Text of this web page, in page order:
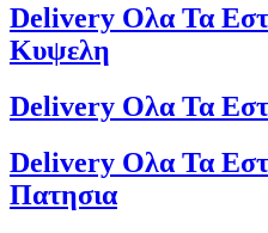
Delivery Ολα Τα
Κυψελη
Delivery Ολα Τα
Delivery Ολα Τα
Πατησια